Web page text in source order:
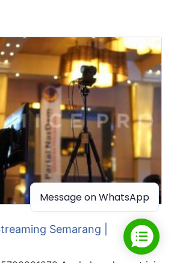
Semarang |
Message on WhatsApp